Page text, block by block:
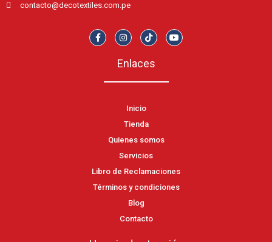
contacto@decotextiles.com.pe
Enlaces
Inicio
Tienda
Quienes somos
Servicios
Libro de Reclamaciones
Términos y condiciones
Blog
Contacto